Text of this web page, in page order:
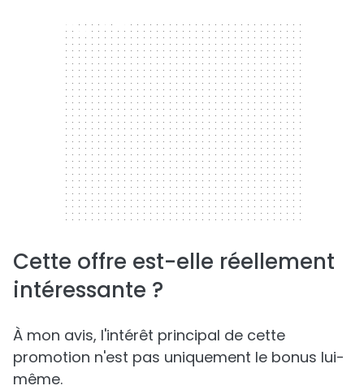
300 x 250
Cette offre est-elle réellement
intéressante ?
À mon avis, l'intérêt principal de cette
promotion n'est pas uniquement le bonus lui-
même.